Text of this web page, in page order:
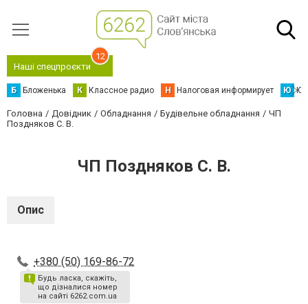
Наші спецпроєкти
12
Б Бложенька К Классное радио Н Налоговая информирует Ю
Головна Довідник Обладнання Будівельне обладнання
ЧП
Поздняков С. В.
ЧП Поздняков С. В.
Опис
+380 (50) 169-86-72
Будь ласка, скажіть,
що дізналися номер
на сайті 6262.com.ua